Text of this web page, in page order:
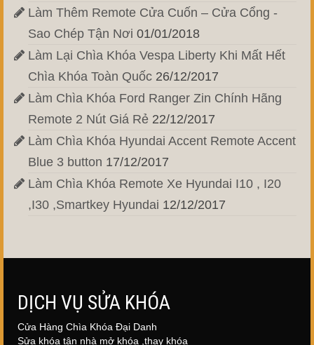
Làm Thêm Remote Cửa Cuốn – Cửa Cổng -
Sao Chép Tận Nơi 01/01/2018
Làm Lại Chìa Khóa Vespa Liberty Khi Mất Hết
Chìa Khóa Toàn Quốc 26/12/2017
Làm Chìa Khóa Ford Ranger Zin Chính Hãng
Remote 2 Nút Giá Rẻ 22/12/2017
Làm Chìa Khóa Hyundai Accent Remote Accent
Blue 3 button 17/12/2017
Làm Chìa Khóa Remote Xe Hyundai I10 , I20
,I30 ,Smartkey Hyundai 12/12/2017
DỊCH VỤ SỬA KHÓA
Cửa Hàng Chìa Khóa Đại Danh
Sửa khóa tận nhà mở khóa ,thay khóa